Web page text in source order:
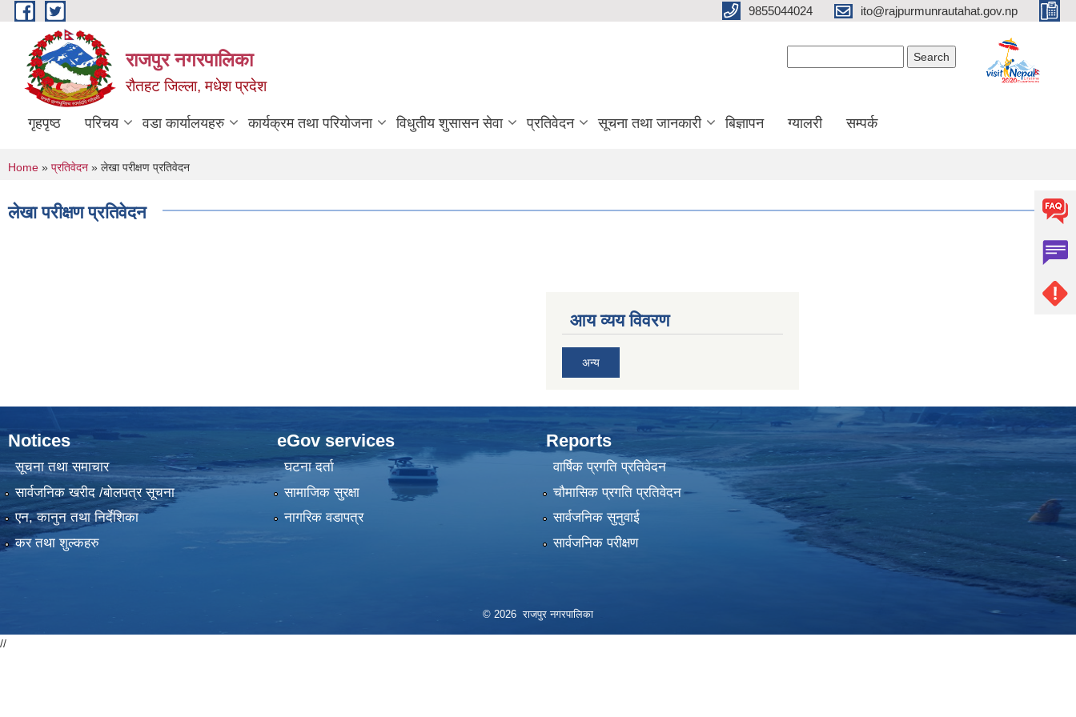
Skip to main content 9855044024 ito@rajpurmunrautahat.gov.np
राजपुर नगरपालिका
रौतहट जिल्ला, मधेश प्रदेश
गृहपृष्ठ परिचय वडा कार्यालयहरु कार्यक्रम तथा परियोजना विधुतीय शुसासन सेवा प्रतिवेदन सूचना तथा जानकारी बिज्ञापन ग्यालरी सम्पर्क
You are here
Home » प्रतिवेदन » लेखा परीक्षण प्रतिवेदन
लेखा परीक्षण प्रतिवेदन
आय व्यय विवरण
अन्य
Notices
सूचना तथा समाचार
सार्वजनिक खरीद /बोलपत्र सूचना
एन, कानुन तथा निर्देशिका
कर तथा शुल्कहरु
eGov services
घटना दर्ता
सामाजिक सुरक्षा
नागरिक वडापत्र
Reports
वार्षिक प्रगति प्रतिवेदन
चौमासिक प्रगति प्रतिवेदन
सार्वजनिक सुनुवाई
सार्वजनिक परीक्षण
© 2026 राजपुर नगरपालिका
//